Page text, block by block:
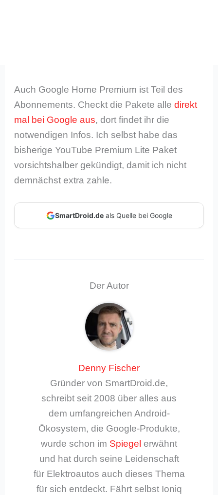
Auch Google Home Premium ist Teil des
Abonnements. Checkt die Pakete alledirekt
mal bei Google aus, dort findet ihr die
notwendigen Infos. Ich selbst habe das
bisherige YouTube Premium Lite Paket
vorsichtshalber gekündigt, damit ich nicht
demnächst extra zahle.
SmartDroid.deals Quelle bei Google
Der Autor
Denny Fischer
Gründer von SmartDroid.de,
schreibt seit 2008 über alles aus
dem umfangreichen Android-
Ökosystem, die Google-Produkte,
wurde schon im Spiegel erwähnt
und hat durch seine Leidenschaft
für Elektroautos auch dieses Thema
für sich entdeckt. Fährt selbst Ioniq